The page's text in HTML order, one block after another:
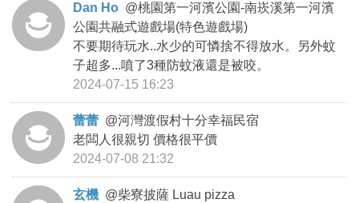
Dan Ho @桃園第一河濱公園-南崁溪第一河濱
公園共融式遊戲場(特色遊戲場)
不要期待玩水..水少的可憐捨不得放水。另外蚊
子超多...噴了3種防蚊液還是被咬。
2024-07-15 16:23
蕾蕾 @河灣渡假村十分幸福民宿
老闆人很親切 價格很平價
2024-07-08 21:32
玄機 @柴寮披薩 Luau pizza